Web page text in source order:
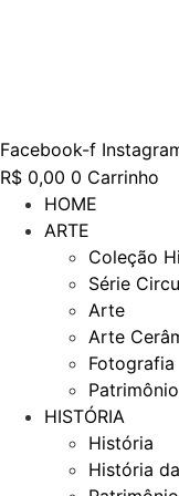
Facebook-f
R$ 0,00 0 Carrinho
HOME
ARTE
Coleção
Série
Arte
Arte
Fotografia
HISTÓRIA
História
História